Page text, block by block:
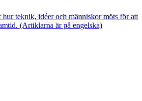
teknik, idéer och människor möts för att
(Artiklarna är på engelska)